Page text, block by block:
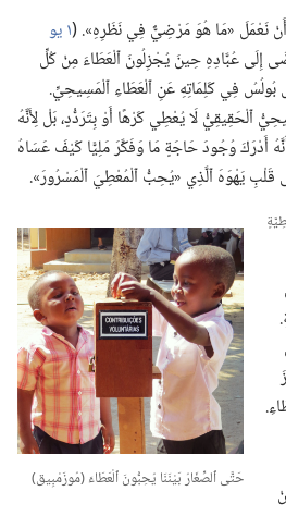
أَنْ نَعْمَلَ «مَا هُوَ مَرْضِيٌّ فِي نَظَرِهِ».‏ (‏ ١ يو
إِلَى عُبَّادِهِ حِينَ يُجْزِلُونَ ٱلْعَطَاءَ مِنْ كُلِّ
فِي كَلِمَاتِهِ عَنِ ٱلْعَطَاءِ ٱلْمَسِيحِيِّ.‏
ٱلْحَقِيقِيُّ لَا يُعْطِي كَرْهًا أَوْ بِتَرَدُّدٍ،‏ بَلْ لِأَنَّهُ
أَدْرَكَ وُجُودَ حَاجَةٍ مَا وَفَكَّرَ مَلِيًّا كَيْفَ عَسَاهُ
يَهْوَهَ ٱلَّذِي «يُحِبُّ ٱلْمُعْطِيَ ٱلْمَسْرُورَ».‏
حَتَّى ٱلصِّغَارُ بَيْنَنَا يُحِبُّونَ ٱلْعَطَاءَ (‏مُوزَمْبِيق)‏